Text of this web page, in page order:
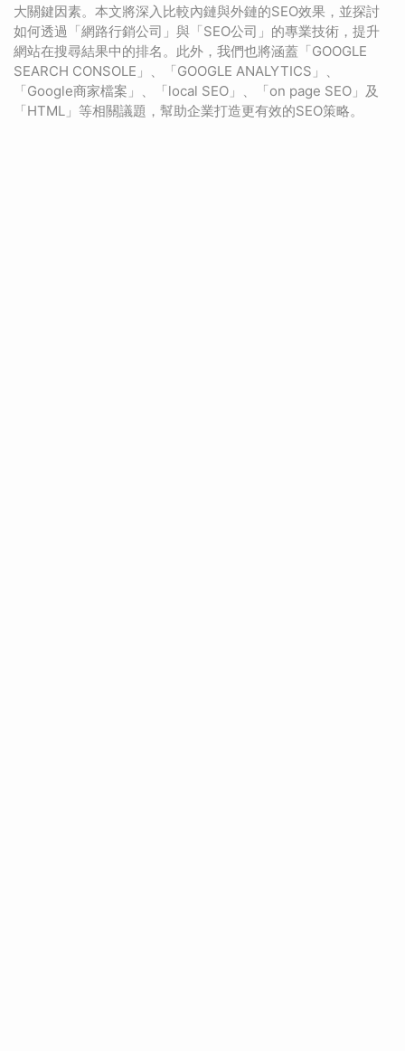
大關鍵因素。本文將深入比較內鏈與外鏈的SEO效果，並探討
如何透過「網路行銷公司」與「SEO公司」的專業技術，提升
網站在搜尋結果中的排名。此外，我們也將涵蓋「GOOGLE
SEARCH CONSOLE」、「GOOGLE ANALYTICS」、
「Google商家檔案」、「local SEO」、「on page SEO」及
「HTML」等相關議題，幫助企業打造更有效的SEO策略。